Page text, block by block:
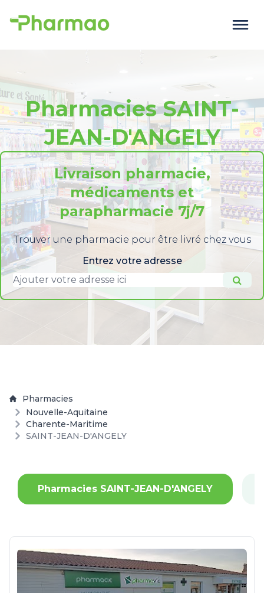
Pharmacies SAINT-
JEAN-D'ANGELY
Livraison pharmacie,
médicaments et
parapharmacie 7j/7
Trouver une pharmacie pour être livré chez vous
Entrez votre adresse
Pharmacies
Nouvelle-Aquitaine
Charente-Maritime
SAINT-JEAN-D'ANGELY
Pharmacies SAINT-JEAN-D'ANGELY